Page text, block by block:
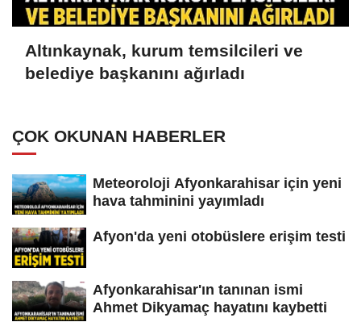
Altınkaynak, kurum temsilcileri ve
belediye başkanını ağırladı
ÇOK OKUNAN HABERLER
Meteoroloji Afyonkarahisar için yeni
hava tahminini yayımladı
Afyon'da yeni otobüslere erişim testi
Afyonkarahisar'ın tanınan ismi
Ahmet Dikyamaç hayatını kaybetti